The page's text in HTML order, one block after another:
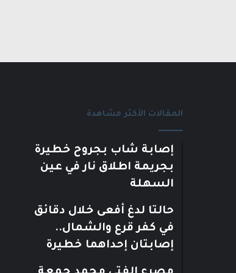
المقالات الأكثر مشاهدة
إصابة شاب بجروح خطيرة
بجريمة اطلاق نار في عين
السهلة
حالتا لدغ أفعى خلال دقائق
في كفر قرع والشمال..
إصابتان إحداهما خطيرة